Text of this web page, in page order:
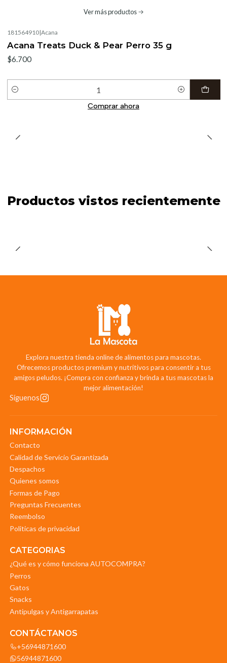
Ver más productos
181564910|Acana
Acana Treats Duck & Pear Perro 35 g
$6.700
Cantidad
Comprar ahora
Productos vistos recientemente
Explora nuestra tienda online de alimentos para mascotas.
Ofrecemos productos premium y nutritivos para consentir a tus
amigos peludos. ¡Compra con confianza y brinda a tus mascotas la
mejor alimentación!
Síguenos
INFORMACIÓN
Contacto
Calidad de Servicio Garantizada
Despachos
Quienes somos
Formas de Pago
Preguntas Frecuentes
Reembolso
Politicas de privacidad
CATEGORIAS
¿Qué es y cómo funciona AUTOCOMPRA?
Perros
Gatos
Snacks
Antipulgas y Antigarrapatas
CONTÁCTANOS
+56944871600
56944871600